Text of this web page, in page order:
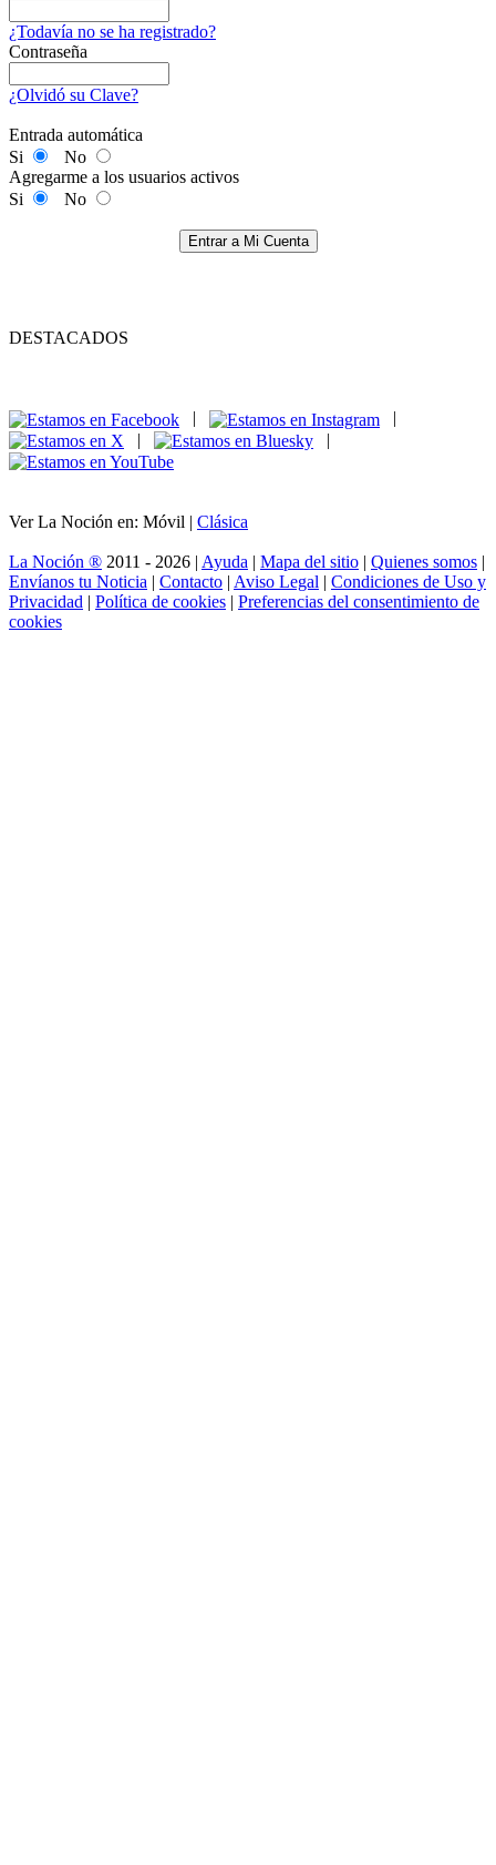
¿Todavía no se ha registrado?
Contraseña
¿Olvidó su Clave?
Entrada automática
Si
No
Agregarme a los usuarios activos
Si
No
Entrar a Mi Cuenta
DESTACADOS
|
|
Ver La Noción en: Móvil | Clásica
La Noción ® 2011 - 2026 | Ayuda | Mapa del sitio | Quienes somos |
Envíanos tu Noticia | Contacto | Aviso Legal | Condiciones de Uso y
Privacidad | Política de cookies | Preferencias del consentimiento de
cookies